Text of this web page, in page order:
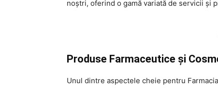
noștri, oferind o gamă variată de servicii și
Produse Farmaceutice și
Unul dintre aspectele cheie pentru